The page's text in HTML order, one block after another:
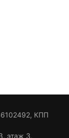
КПП
, этаж 3,